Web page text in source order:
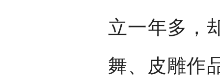
立一年多，
舞、皮雕作